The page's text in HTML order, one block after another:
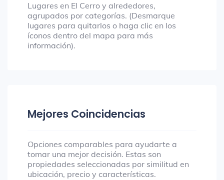
Lugares en El Cerro y alrededores,
agrupados por categorías. (Desmarque
lugares para quitarlos o haga clic en los
íconos dentro del mapa para más
información).
Mejores Coincidencias
Opciones comparables para ayudarte a
tomar una mejor decisión. Estas son
propiedades seleccionadas por similitud en
ubicación, precio y características.